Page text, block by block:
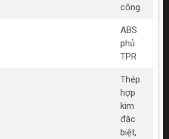
công
ABS
phủ
TPR
Thép
hợp
kim
đặc
biệt,